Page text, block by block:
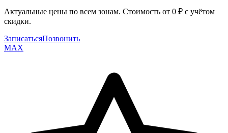
Актуальные цены по всем зонам. Стоимость от 0 ₽ с учётом
скидки.
ЗаписатьсяПозвонить
MAX